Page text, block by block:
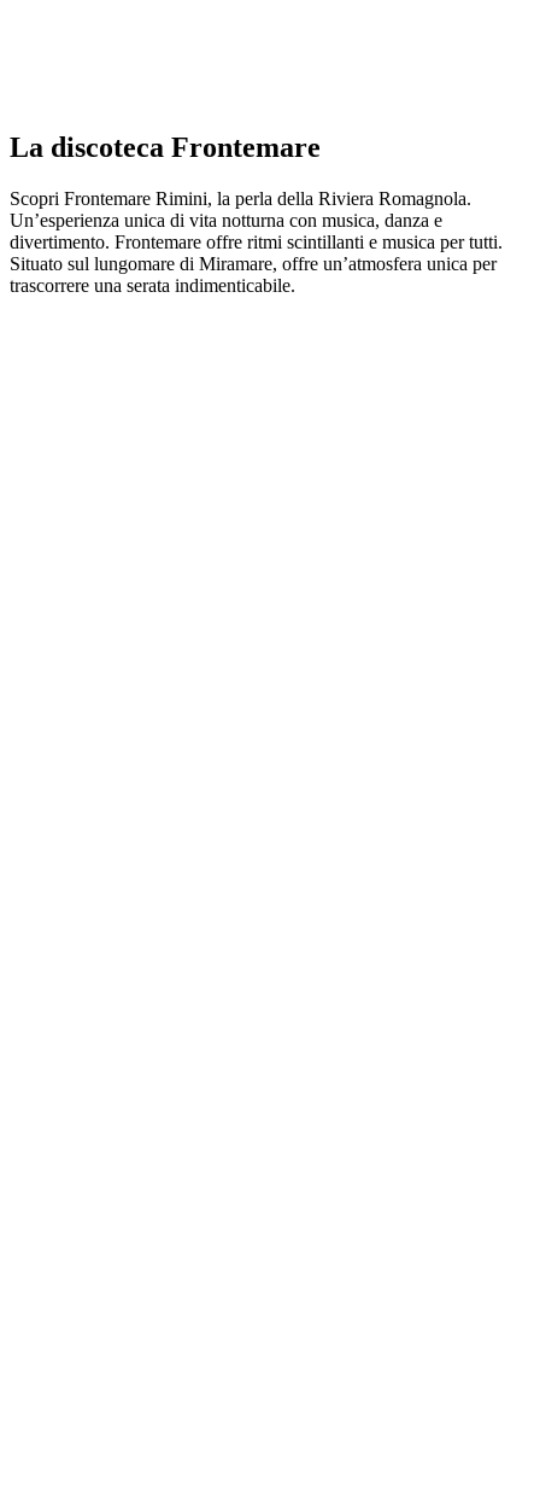
La discoteca Frontemare
Scopri Frontemare Rimini, la perla della Riviera Romagnola.
Un’esperienza unica di vita notturna con musica, danza e
divertimento. Frontemare offre ritmi scintillanti e musica per tutti.
Situato sul lungomare di Miramare, offre un’atmosfera unica per
trascorrere una serata indimenticabile.